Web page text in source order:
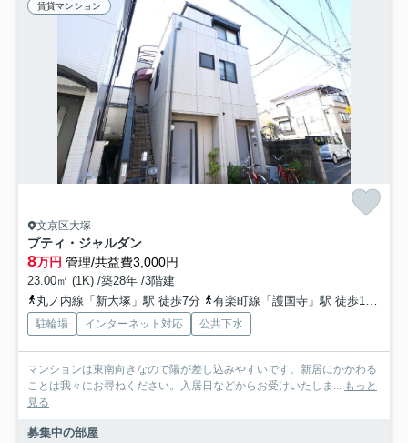
賃貸マンション
文京区大塚
プティ・ジャルダン
8万円 管理/共益費3,000円
23.00㎡ (1K) /築28年 /3階建
丸ノ内線「新大塚」駅 徒歩7分
有楽町線「護国寺」駅 徒歩12分
駐輪場 インターネット対応 公共下水
マンションは東南向きなので陽が差し込みやすいです。新居にかかわる
ことは我々にお尋ねください。入居日などからお受けいたしま... もっと
見る
募集中の部屋